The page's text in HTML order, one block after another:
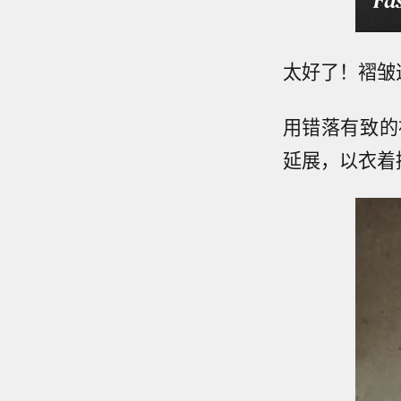
太好了！褶
用错落有致
延展，以衣